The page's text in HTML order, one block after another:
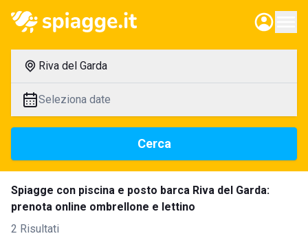
Riva del Garda
Seleziona date
Cerca
Spiagge con piscina e posto barca Riva del Garda:
prenota online ombrellone e lettino
2 Risultati